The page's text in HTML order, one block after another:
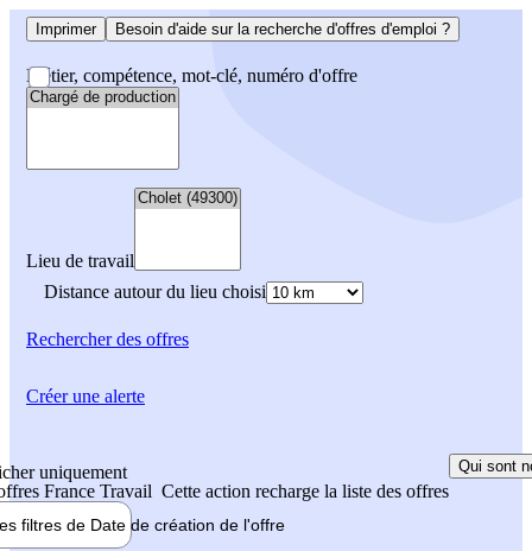
Imprimer Besoin d'aide sur la recherche d'offres d'emploi ?
Métier, compétence, mot-clé, numéro d'offre
Lieu de travail
Distance autour du lieu choisi
Rechercherdes offres
uniquement
France Travail Cette action recharge la liste des offres
Qui sont
filtres de Date de création de l'offre
Créer une alerte